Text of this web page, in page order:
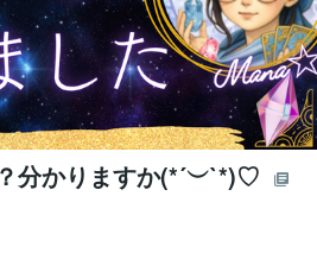
分かりますか(*´︶`*)♡